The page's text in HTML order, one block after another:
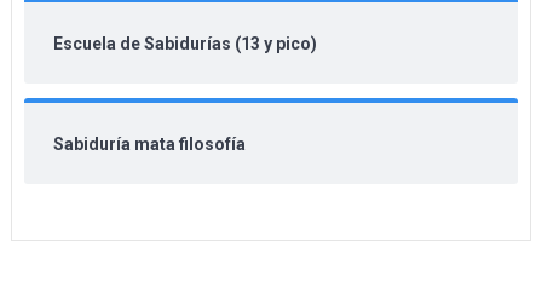
Escuela de Sabidurías (13 y pico)
Sabiduría mata filosofía